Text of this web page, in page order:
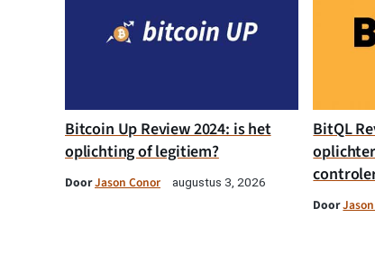
Bitcoin Up Review 2024: is het
oplichting of legitiem?
DoorJason Conor augustus 3, 2026
BitQL
Door